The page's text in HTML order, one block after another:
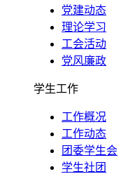
党建动态
理论学习
工会活动
党风廉政
学生工作
工作概况
工作动态
团委学生会
学生社团